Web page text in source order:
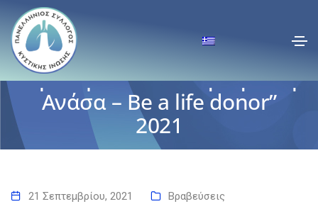
Silver Healthcare Award για
την καμπάνια “Απεριόριστη
Ανάσα – Be a life donor”
2021
Αρχική
21 Σεπτεμβρίου, 2021 Βραβεύσεις